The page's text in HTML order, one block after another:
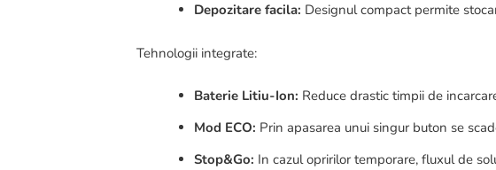
Depozitare facila: Designul compact permite
Tehnologii integrate:
Baterie Litiu-Ion: Reduce drastic timpii de
Mod ECO: Prin apasarea unui singur buton se
Stop&Go: In cazul opririlor temporare, fluxul de